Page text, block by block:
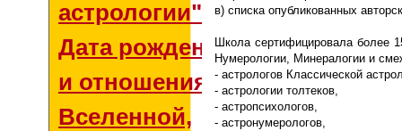
астрологии"
Дата рождения
и отношения со
Вселенной,
в) списка опубликованных
Школа сертифицировала более 1
Нумерологии, Минералогии и
- астрологов Классической
- астрологии толтеков,
- астропсихологов,
- астронумерологов,